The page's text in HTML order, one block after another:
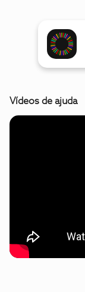
Vídeos de ajuda